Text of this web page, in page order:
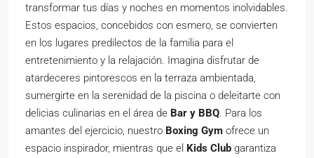
transformar tus días y noches en momentos inolvidables.
Estos espacios, concebidos con esmero, se convierten
en los lugares predilectos de la familia para el
entretenimiento y la relajación. Imagina disfrutar de
atardeceres pintorescos en la terraza ambientada,
sumergirte en la serenidad de la piscina o deleitarte con
delicias culinarias en el área de Bar y BBQ . Para los
amantes del ejercicio, nuestro Boxing Gym ofrece un
espacio inspirador, mientras que el Kids Club garantiza